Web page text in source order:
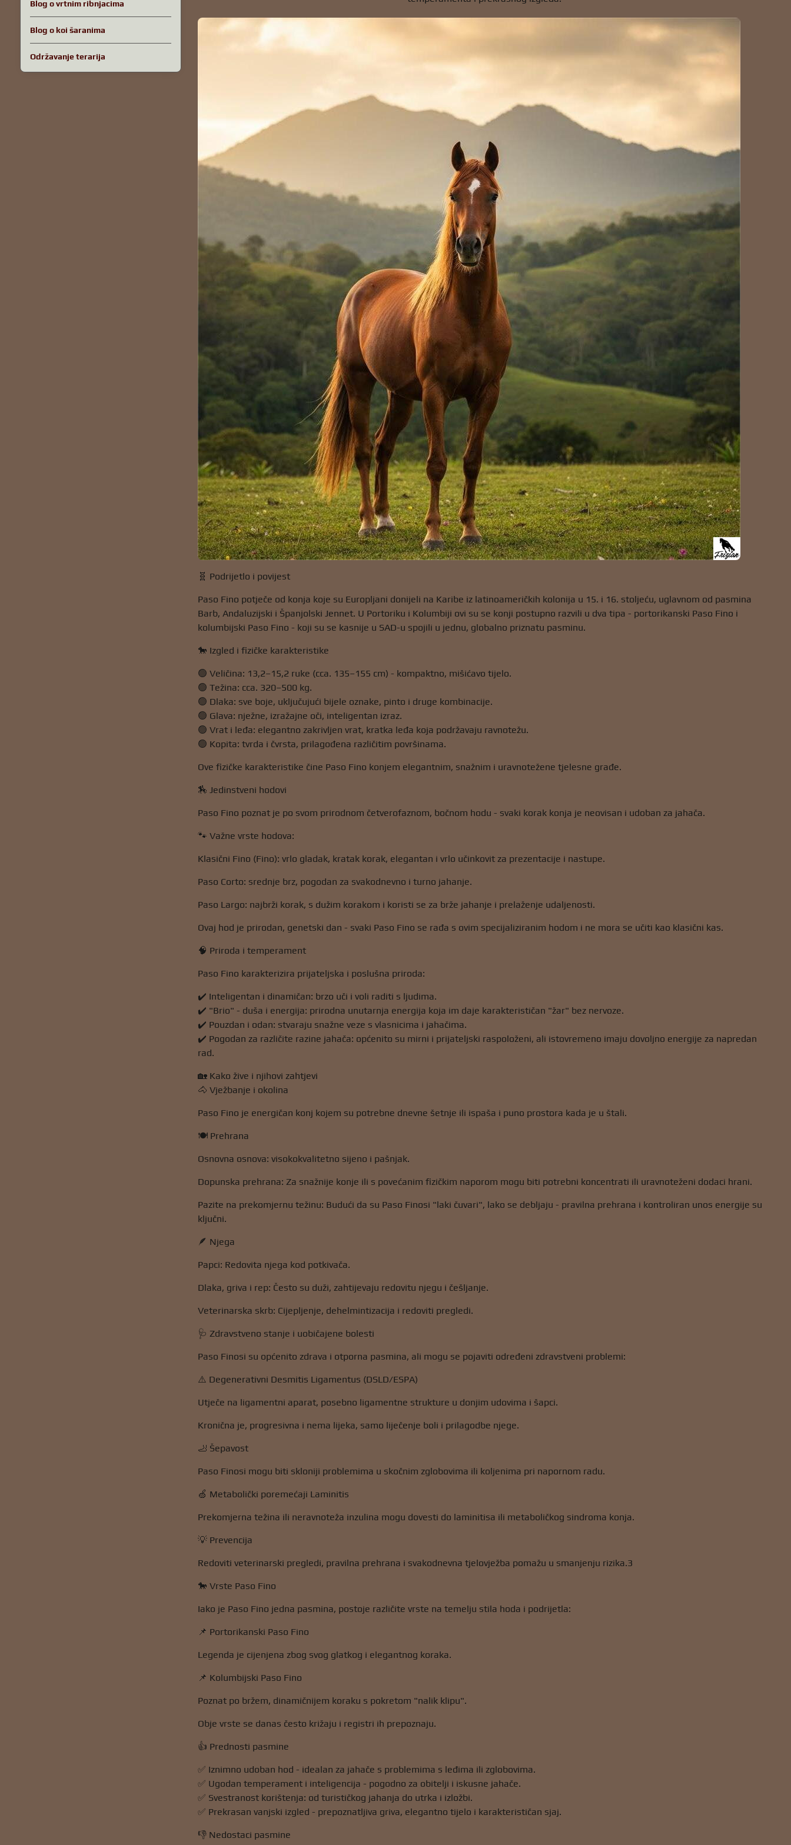
🧬 Podrijetlo i povijest
Paso Fino potječe od konja koje su Europljani donijeli na Karibe iz latinoameričkih kolonija u 15. i 16. stoljeću, uglavnom od pasmina
Barb, Andaluzijski i Španjolski Jennet. U Portoriku i Kolumbiji ovi su se konji postupno razvili u dva tipa - portorikanski Paso Fino i
kolumbijski Paso Fino - koji su se kasnije u SAD-u spojili u jednu, globalno priznatu pasminu.
🐎 Izgled i fizičke karakteristike
🟢 Veličina: 13,2–15,2 ruke (cca. 135–155 cm) - kompaktno, mišićavo tijelo.
🟢 Težina: cca. 320–500 kg.
🟢 Dlaka: sve boje, uključujući bijele oznake, pinto i druge kombinacije.
🟢 Glava: nježne, izražajne oči, inteligentan izraz.
🟢 Vrat i leđa: elegantno zakrivljen vrat, kratka leđa koja podržavaju ravnotežu.
🟢 Kopita: tvrda i čvrsta, prilagođena različitim površinama.
Ove fizičke karakteristike čine Paso Fino konjem elegantnim, snažnim i uravnotežene tjelesne građe.
🏇 Jedinstveni hodovi
Paso Fino poznat je po svom prirodnom četverofaznom, bočnom hodu - svaki korak konja je neovisan i udoban za jahača.
🐾 Važne vrste hodova:
Klasični Fino (Fino): vrlo gladak, kratak korak, elegantan i vrlo učinkovit za prezentacije i nastupe.
Paso Corto: srednje brz, pogodan za svakodnevno i turno jahanje.
Paso Largo: najbrži korak, s dužim korakom i koristi se za brže jahanje i prelaženje udaljenosti.
Ovaj hod je prirodan, genetski dan - svaki Paso Fino se rađa s ovim specijaliziranim hodom i ne mora se učiti kao klasični kas.
🧠 Priroda i temperament
Paso Fino karakterizira prijateljska i poslušna priroda:
✔️ Inteligentan i dinamičan: brzo uči i voli raditi s ljudima.
✔️ "Brio" - duša i energija: prirodna unutarnja energija koja im daje karakterističan "žar" bez nervoze.
✔️ Pouzdan i odan: stvaraju snažne veze s vlasnicima i jahačima.
✔️ Pogodan za različite razine jahača: općenito su mirni i prijateljski raspoloženi, ali istovremeno imaju dovoljno energije za napredan
rad.
🏡 Kako žive i njihovi zahtjevi
🐴 Vježbanje i okolina
Paso Fino je energičan konj kojem su potrebne dnevne šetnje ili ispaša i puno prostora kada je u štali.
🍽️ Prehrana
Osnovna osnova: visokokvalitetno sijeno i pašnjak.
Dopunska prehrana: Za snažnije konje ili s povećanim fizičkim naporom mogu biti potrebni koncentrati ili uravnoteženi dodaci hrani.
Pazite na prekomjernu težinu: Budući da su Paso Finosi "laki čuvari", lako se debljaju - pravilna prehrana i kontroliran unos energije su
ključni.
🪶 Njega
Papci: Redovita njega kod potkivača.
Dlaka, griva i rep: Često su duži, zahtijevaju redovitu njegu i češljanje.
Veterinarska skrb: Cijepljenje, dehelmintizacija i redoviti pregledi.
🩺 Zdravstveno stanje i uobičajene bolesti
Paso Finosi su općenito zdrava i otporna pasmina, ali mogu se pojaviti određeni zdravstveni problemi:
⚠️ Degenerativni Desmitis Ligamentus (DSLD/ESPA)
Utječe na ligamentni aparat, posebno ligamentne strukture u donjim udovima i šapci.
Kronična je, progresivna i nema lijeka, samo liječenje boli i prilagodbe njege.
🦶 Šepavost
Paso Finosi mogu biti skloniji problemima u skočnim zglobovima ili koljenima pri napornom radu.
🍏 Metabolički poremećaji Laminitis
Prekomjerna težina ili neravnoteža inzulina mogu dovesti do laminitisa ili metaboličkog sindroma konja.
💡 Prevencija
Redoviti veterinarski pregledi, pravilna prehrana i svakodnevna tjelovježba pomažu u smanjenju rizika.3
🐎 Vrste Paso Fino
Iako je Paso Fino jedna pasmina, postoje različite vrste na temelju stila hoda i podrijetla:
📌 Portorikanski Paso Fino
Legenda je cijenjena zbog svog glatkog i elegantnog koraka.
📌 Kolumbijski Paso Fino
Poznat po bržem, dinamičnijem koraku s pokretom "nalik klipu".
Obje vrste se danas često križaju i registri ih prepoznaju.
👍 Prednosti pasmine
✅ Iznimno udoban hod - idealan za jahače s problemima s leđima ili zglobovima.
✅ Ugodan temperament i inteligencija - pogodno za obitelji i iskusne jahače.
✅ Svestranost korištenja: od turističkog jahanja do utrka i izložbi.
✅ Prekrasan vanjski izgled - prepoznatljiva griva, elegantno tijelo i karakterističan sjaj.
👎 Nedostaci pasmine
Blog o vrtnim ribnjacima
Blog o koi šaranima
Održavanje terarija